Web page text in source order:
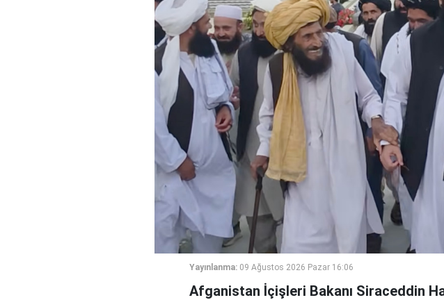
Yayınlanma: 09 Ağustos 2026 Pazar 16:06
Afganistan İçişleri Bakanı Siraceddin